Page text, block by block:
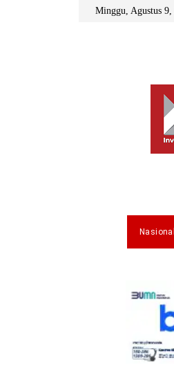
Minggu, Agustus 9,
Nasional